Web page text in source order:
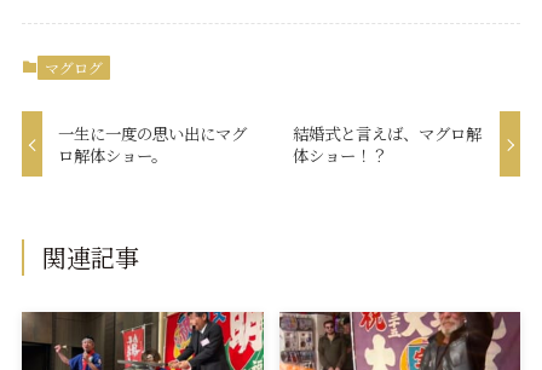
マグログ
一生に一度の思い出にマグ
ロ解体ショー。
結婚式と言えば、マグロ解
体ショー！？
関連記事